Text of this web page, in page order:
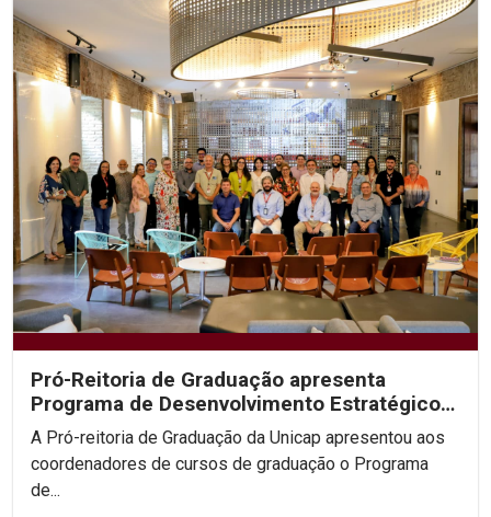
Pró-Reitoria de Graduação apresenta
Programa de Desenvolvimento Estratégico
para fortalecer...
A Pró-reitoria de Graduação da Unicap apresentou aos
coordenadores de cursos de graduação o Programa
de...